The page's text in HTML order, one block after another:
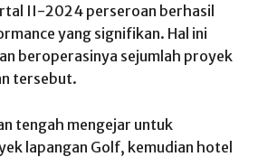
II-2024 perseroan berhasil
yang signifikan. Hal ini
beroperasinya sejumlah proyek
tersebut.
tengah mengejar untuk
lapangan Golf, kemudian hotel